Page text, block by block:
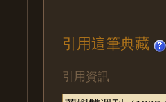
引用這筆典藏
引用資訊